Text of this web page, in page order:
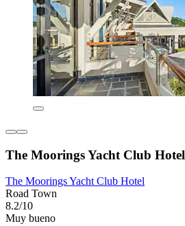
The Moorings Yacht Club Hotel
The Moorings Yacht Club Hotel
Road Town
8.2/10
Muy bueno